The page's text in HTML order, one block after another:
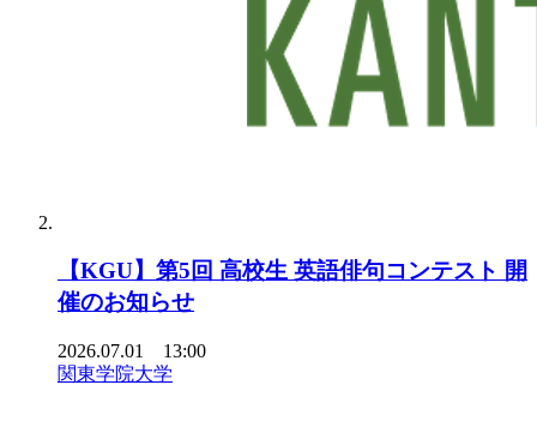
【KGU】第5回 高校生 英語俳句コンテスト 開
催のお知らせ
2026.07.01 13:00
関東学院大学